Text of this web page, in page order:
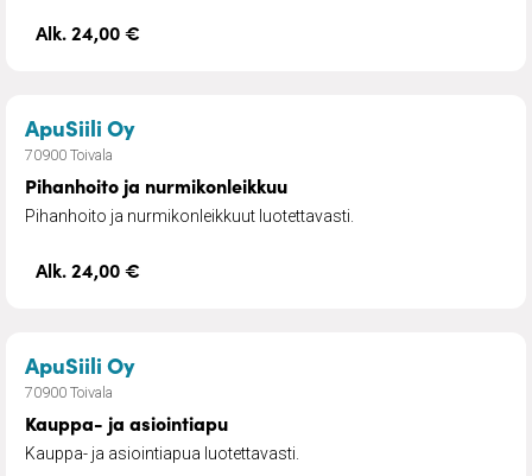
Alk. 24,00 €
ApuSiili Oy– Pihanhoito ja nurmikonleikkuu
70900 Toivala
Pihanhoito ja nurmikonleikkuu
Pihanhoito ja nurmikonleikkuut luotettavasti.
Alk. 24,00 €
ApuSiili Oy– Kauppa- ja asiointiapu
70900 Toivala
Kauppa- ja asiointiapu
Kauppa- ja asiointiapua luotettavasti.